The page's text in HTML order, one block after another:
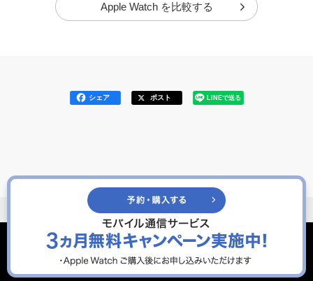
Apple Watch を比較する
シェア ポスト LINEで送る
スマートフォン・携帯電話
Conduct
search